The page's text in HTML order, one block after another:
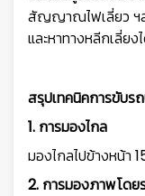
สัญญาณไฟเลี่ยว ฯล
และหาทางหลีกเลี่ยง
สรุปเทคนิคการขับร
1. การมองไกล
มองไกลไปข้างหน้า
2. การมองภาพโดย